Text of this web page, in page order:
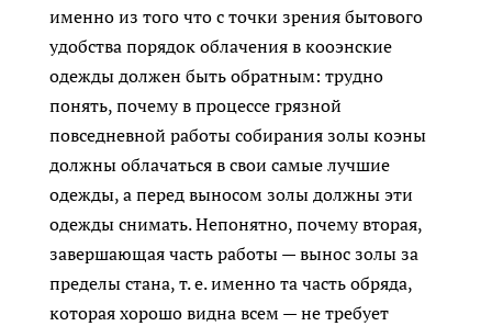
именно из того что с точки зрения бытового
удобства порядок облачения в кооэнские
одежды должен быть обратным: трудно
понять, почему в процессе грязной
повседневной работы собирания золы коэны
должны облачаться в свои самые лучшие
одежды, а перед выносом золы должны эти
одежды снимать. Непонятно, почему вторая,
завершающая часть работы — вынос золы за
пределы стана, т. е. именно та часть обряда,
которая хорошо видна всем — не требует